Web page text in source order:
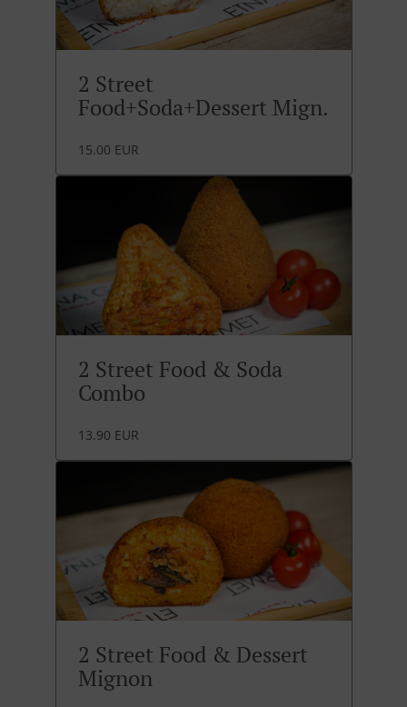
2 Street
Food+Soda+Dessert Mign.
15.00 EUR
2 Street Food & Soda
Combo
13.90 EUR
2 Street Food & Dessert
Mignon